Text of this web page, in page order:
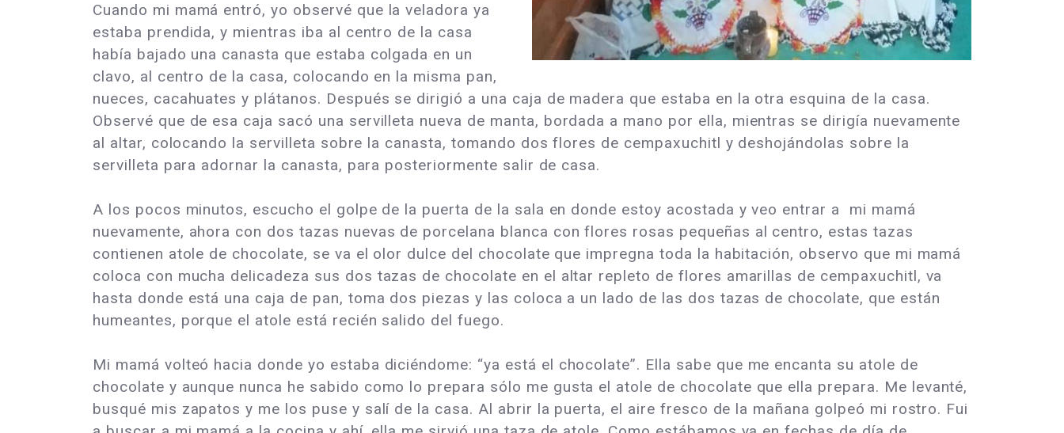
Cuando mi mamá entró, yo observé que la veladora ya
estaba prendida, y mientras iba al centro de la casa
había bajado una canasta que estaba colgada en un
clavo, al centro de la casa, colocando en la misma pan,
nueces, cacahuates y plátanos. Después se dirigió a una caja de madera que estaba en la otra esquina de la casa.
Observé que de esa caja sacó una servilleta nueva de manta, bordada a mano por ella, mientras se dirigía nuevamente
al altar, colocando la servilleta sobre la canasta, tomando dos flores de cempaxuchitl y deshojándolas sobre la
servilleta para adornar la canasta, para posteriormente salir de casa.
A los pocos minutos, escucho el golpe de la puerta de la sala en donde estoy acostada y veo entrar a mi mamá
nuevamente, ahora con dos tazas nuevas de porcelana blanca con flores rosas pequeñas al centro, estas tazas
contienen atole de chocolate, se va el olor dulce del chocolate que impregna toda la habitación, observo que mi mamá
coloca con mucha delicadeza sus dos tazas de chocolate en el altar repleto de flores amarillas de cempaxuchitl, va
hasta donde está una caja de pan, toma dos piezas y las coloca a un lado de las dos tazas de chocolate, que están
humeantes, porque el atole está recién salido del fuego.
Mi mamá volteó hacia donde yo estaba diciéndome: “ya está el chocolate”. Ella sabe que me encanta su atole de
chocolate y aunque nunca he sabido como lo prepara sólo me gusta el atole de chocolate que ella prepara. Me levanté,
busqué mis zapatos y me los puse y salí de la casa. Al abrir la puerta, el aire fresco de la mañana golpeó mi rostro. Fui